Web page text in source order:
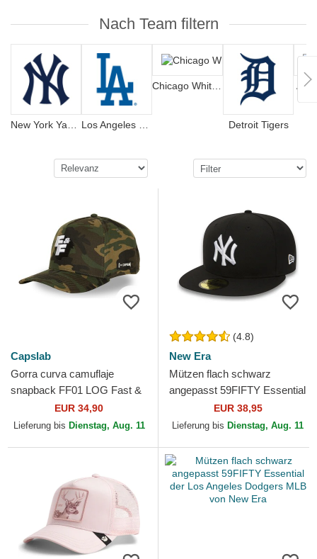
Nach Team filtern
Chicago White Sox
Detroit Tigers
Capslab
Gorra curva camuflaje
snapback FF01 LOG Fast &
Furious de Capslab
EUR 34,90
Lieferung bis Dienstag, Aug. 11
(4.8)
New Era
Mützen flach schwarz
angepasst 59FIFTY Essential
der New York Yankees MLB
von New Era
EUR 38,95
Lieferung bis Dienstag, Aug. 11